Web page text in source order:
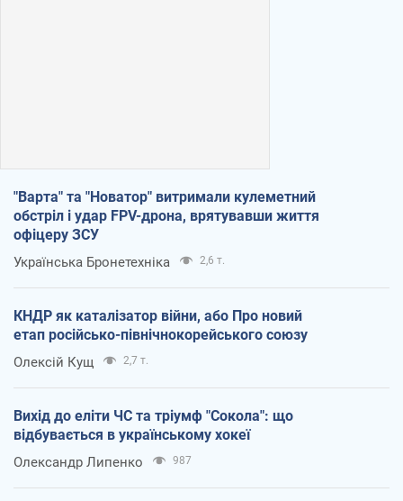
"Варта" та "Новатор" витримали кулеметний
обстріл і удар FPV-дрона, врятувавши життя
офіцеру ЗСУ
Українська Бронетехніка 2,6 т.
КНДР як каталізатор війни, або Про новий
етап російсько-північнокорейського союзу
Олексій Кущ 2,7 т.
Вихід до еліти ЧС та тріумф "Сокола": що
відбувається в українському хокеї
Олександр Липенко 987